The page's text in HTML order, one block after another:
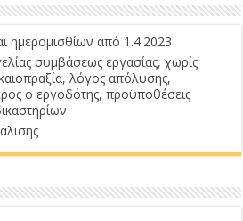
ημερομισθίων από 1.4.2023
συμβάσεως εργασίας, χωρίς
λόγος απόλυσης,
ο εργοδότης, προϋποθέσεις